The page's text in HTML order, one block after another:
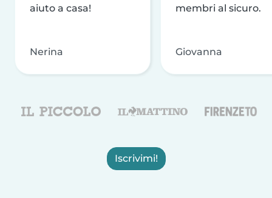
aiuto a casa!
Nerina
membri al sicuro.
Giovanna
Iscrivimi!